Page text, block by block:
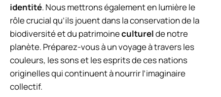
identité. Nous mettrons également en lumière le
rôle crucial qu’ils jouent dans la conservation de la
biodiversité et du patrimoineculturelde notre
planète. Préparez-vous à un voyage à travers les
couleurs, les sons et les esprits de ces nations
originelles qui continuent à nourrir l’imaginaire
collectif.